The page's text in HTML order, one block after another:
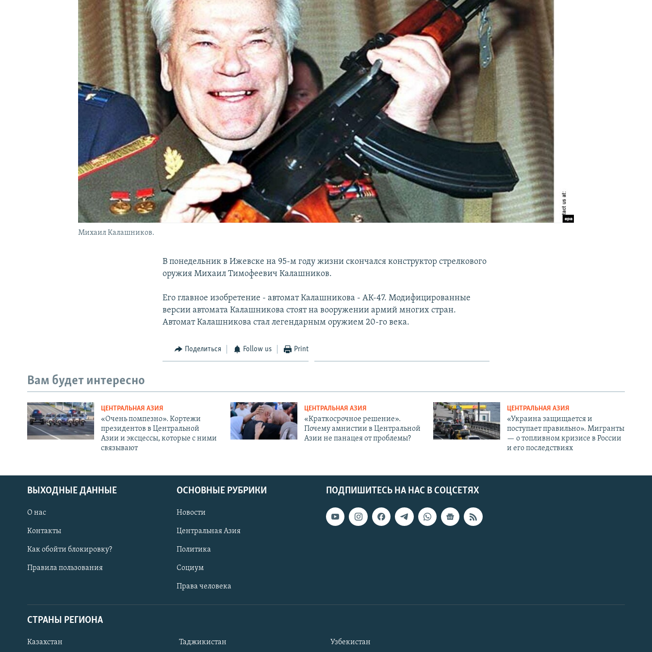
Михаил Калашников.
В понедельник в Ижевске на 95-м году жизни скончался конструктор стрелкового
оружия Михаил Тимофеевич Калашников.
Его главное изобретение - автомат Калашникова - АК-47. Модифицированные
версии автомата Калашникова стоят на вооружении армий многих стран.
Автомат Калашникова стал легендарным оружием 20-го века.
Поделиться Follow us Print
Вам будет интересно
ЦЕНТРАЛЬНАЯ АЗИЯ
«Очень помпезно». Кортежи
президентов в Центральной
Азии и эксцессы, которые с ними
связывают
ЦЕНТРАЛЬНАЯ АЗИЯ
«Краткосрочное решение».
Почему амнистии в Центральной
Азии не панацея от проблемы?
ЦЕНТРАЛЬНАЯ АЗИЯ
«Украина защищается и
поступает правильно». Мигранты
— о топливном кризисе в России
и его последствиях
ПОДПИШИТЕСЬ НА НАС В СОЦСЕТЯХ
ВЫХОДНЫЕ ДАННЫЕ
О нас
Контакты
Как обойти блокировку?
Правила пользования
ОСНОВНЫЕ РУБРИКИ
Новости
Центральная Азия
Политика
Социум
Права человека
СТРАНЫ РЕГИОНА
Казахстан Таджикистан Узбекистан